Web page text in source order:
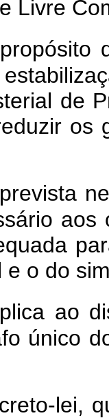
Livre
de
os
o do
ao
único
lei,